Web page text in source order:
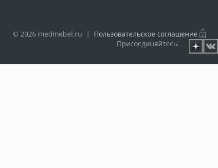
© 2026 medmebel.ru | Пользовательское соглашение
Присоединяйтесь: